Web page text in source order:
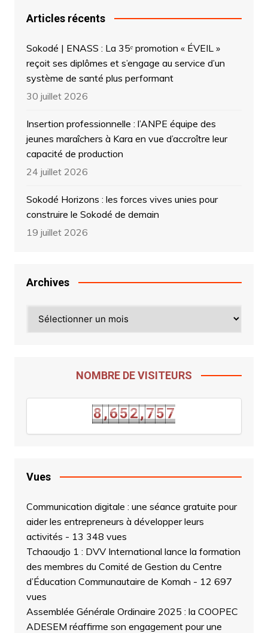
Articles récents
Sokodé | ENASS : La 35ᵉ promotion « ÉVEIL »
reçoit ses diplômes et s’engage au service d’un
système de santé plus performant
30 juillet 2026
Insertion professionnelle : l’ANPE équipe des
jeunes maraîchers à Kara en vue d’accroître leur
capacité de production
24 juillet 2026
Sokodé Horizons : les forces vives unies pour
construire le Sokodé de demain
19 juillet 2026
Archives
NOMBRE DE VISITEURS
8
8
,
,
6
6
5
5
2
2
,
,
7
7
5
57
6
Vues
Communication digitale : une séance gratuite pour
aider les entrepreneurs à développer leurs
activités - 13 348 vues
Tchaoudjo 1 : DVV International lance la formation
des membres du Comité de Gestion du Centre
d’Éducation Communautaire de Komah - 12 697
vues
Assemblée Générale Ordinaire 2025 : la COOPEC
ADESEM réaffirme son engagement pour une